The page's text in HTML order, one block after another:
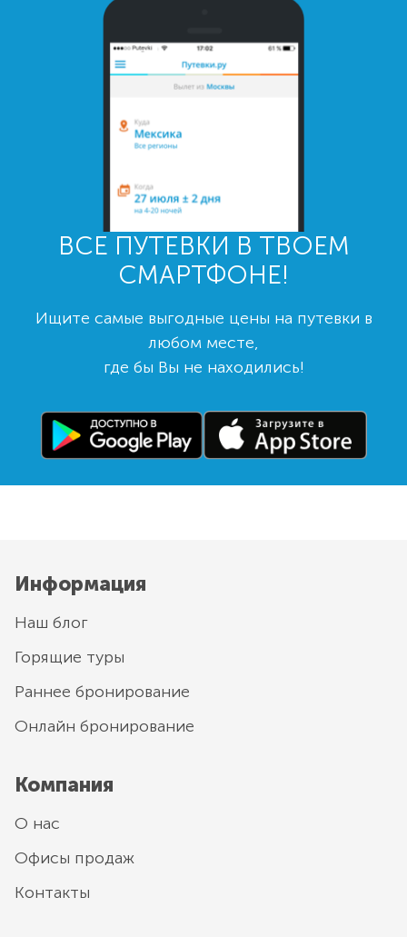
ВСЕ ПУТЕВКИ В ТВОЕМ
СМАРТФОНЕ!
Ищите самые выгодные цены на путевки в
любом месте,
где бы Вы не находились!
Информация
Наш блог
Горящие туры
Раннее бронирование
Онлайн бронирование
Компания
О нас
Офисы продаж
Контакты